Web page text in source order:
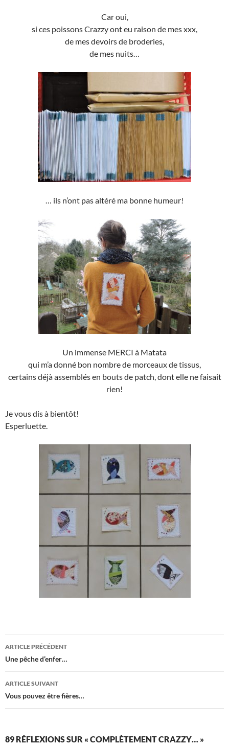
Car oui,
si ces poissons Crazzy ont eu raison de mes xxx,
de mes devoirs de broderies,
de mes nuits…
… ils n’ont pas altéré ma bonne humeur!
Un immense MERCI à Matata
qui m’a donné bon nombre de morceaux de tissus,
certains déjà assemblés en bouts de patch, dont elle ne faisait
rien!
Je vous dis à bientôt!
Esperluette.
Navigation
des
articles
ARTICLE PRÉCÉDENT
Une pêche d’enfer…
ARTICLE SUIVANT
Vous pouvez être fières…
89 RÉFLEXIONS SUR « COMPLÈTEMENT CRAZZY… »